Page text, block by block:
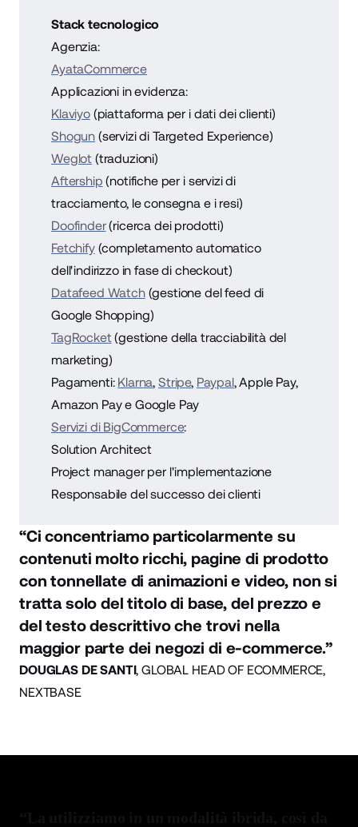
Stack tecnologico
Agenzia:
AyataCommerce
Applicazioni in evidenza:
Klaviyo(piattaforma per i dati dei clienti)
Shogun (servizi di Targeted Experience)
Weglot (traduzioni)
Aftership (notifiche per i servizi di
tracciamento, le consegna e i resi)
Doofinder(ricerca dei prodotti)
Fetchify(completamento automatico
dell'indirizzo in fase di checkout)
Datafeed Watch(gestione del feed di
Google Shopping)
TagRocket (gestione della tracciabilità del
marketing)
Pagamenti: Klarna, Stripe, Paypal, Apple Pay,
Amazon Pay e Google Pay
Servizi di BigCommerce:
Solution Architect
Project manager per l'implementazione
Responsabile del successo dei clienti
“Ci concentriamo particolarmente su
contenuti molto ricchi, pagine di prodotto
con tonnellate di animazioni e video, non si
tratta solo del titolo di base, del prezzo e
del testo descrittivo che trovi nella
maggior parte dei negozi di e-commerce.”
DOUGLAS DE SANTI, GLOBAL HEAD OF ECOMMERCE,
NEXTBASE
“La utilizziamo in un modalità ibrida, così da